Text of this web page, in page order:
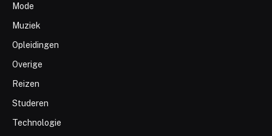
Mode
Muziek
Opleidingen
Overige
Reizen
Studeren
Technologie